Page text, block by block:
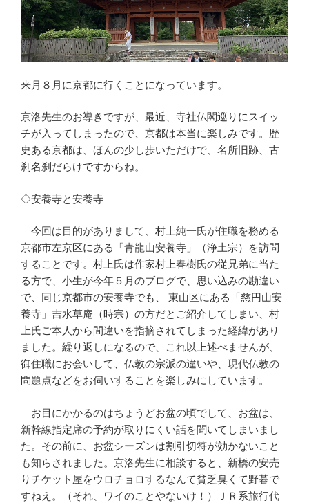
来月８月に京都に行くことになっています。
京洛先生のお導きですが、最近、寺社仏閣巡りにスイッ
チが入ってしまったので、京都は本当に楽しみです。歴
史ある京都は、ほんの少し歩いただけで、名所旧跡、古
刹名刹だらけですからね。
◇安養寺と安養寺
今回は目的がありまして、村上純一氏が住職を務める
京都市左京区にある「青龍山安養寺」（浄土宗）を訪問
することです。村上氏は作家村上春樹氏の従兄弟に当た
る方で、小生が今年５月のブログで、思い込みの勘違い
で、同じ京都市の安養寺でも、 東山区にある「慈円山安
養寺」吉水草庵（時宗）の方だとご紹介してしまい、村
上氏ご本人から間違いを指摘されてしまった経緯があり
ました。繰り返しになるので、これ以上述べませんが、
御住職にお会いして、仏教の宗派の違いや、現代仏教の
問題点などをお伺いすることを楽しみにしています。
お目にかかるのはちょうどお盆の頃でして、お盆は、
新幹線指定席の予約が取りにくい話を聞いてしまいまし
た。その前に、お盆シーズンは割引切符が効かないこと
も知らされました。京洛先生に相談すると、新橋の安売
りチケット屋をウロチョロするなんて貧乏臭くて野暮で
すねえ。（それ、ワイのことやないけ！）ＪＲ系旅行代